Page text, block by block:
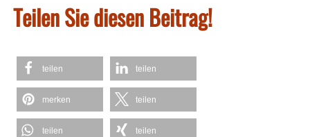
Teilen Sie diesen Beitrag!
teilen teilen
merken teilen
teilen teilen